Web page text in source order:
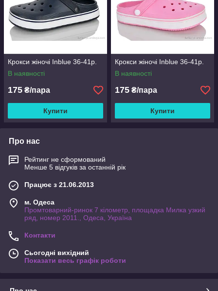
Крокси жіночі Inblue 36-41р.
В наявності
175 ₴/пара
Купити
Крокси жіночі Inblue 36-41р.
В наявності
175 ₴/пара
Купити
Про нас
Рейтинг не сформований
Менше 5 відгуків за останній рік
Працює з 21.06.2013
м. Одеса
Промтоварний-ринок 7 кілометр, площадка Милка узкий
ряд, номер 2011., Одеса, Україна
Контакти
Сьогодні вихідний
Показати весь графік роботи